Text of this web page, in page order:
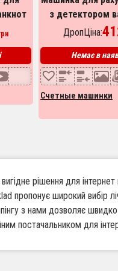
з
з детектором
MG-555
купюр
ДропЦіна:
Немає в
Счетные машинки
рішення для
пропонує широкий вибір
з нами дозволяє
постачальником для